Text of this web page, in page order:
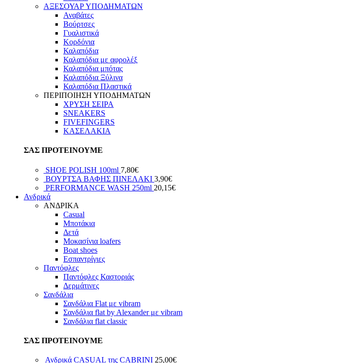
ΑΞΕΣΟΥΑΡ ΥΠΟΔΗΜΑΤΩΝ
Αναβάτες
Βούρτσες
Γυαλιστικά
Κορδόνια
Καλαπόδια
Καλαπόδια με αφρολέξ
Καλαπόδια μπότας
Καλαπόδια Ξύλινα
Καλαπόδια Πλαστικά
ΠΕΡΙΠΟΙΗΣΗ ΥΠΟΔΗΜΑΤΩΝ
ΧΡΥΣΗ ΣΕΙΡΑ
SNEAKERS
FIVEFINGERS
ΚΑΣΕΛΑΚΙΑ
ΣΑΣ ΠΡΟΤΕΙΝΟΥΜΕ
SHOE POLISH 100ml 7,80€
ΒΟΥΡΤΣΑ ΒΑΦΗΣ ΠΙΝΕΛΑΚΙ 3,90€
PERFORMANCE WASH 250ml 20,15€
Ανδρικά
ΑΝΔΡΙΚΑ
Casual
Μποτάκια
Δετά
Μοκασίνια loafers
Boat shoes
Εσπαντρίγιες
Παντόφλες
Παντόφλες Καστοριάς
Δερμάτινες
Σανδάλια
Σανδάλια Flat με vibram
Σανδάλια flat by Alexander με vibram
Σανδάλια flat classic
ΣΑΣ ΠΡΟΤΕΙΝΟΥΜΕ
Ανδρικά CASUAL της CABRINI 25,00€